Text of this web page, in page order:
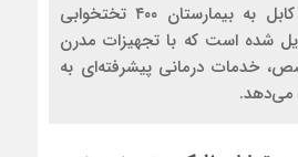
مقر پیشین ناتو در کابل به بیمارستان ۴۰۰ تختخوابی
شده است که با تجهیزات مدرن
خدمات درمانی پیشرفته‌ای به
می‌دهد.